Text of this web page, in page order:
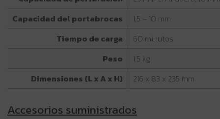
Capacidad del portabrocas
1,5 – 10 mm
Tiempo de carga
60 minutos
Peso
1,5 kg
Dimensiones (L x A x H)
216 x 83 x 235 mm
Accesorios suministrados